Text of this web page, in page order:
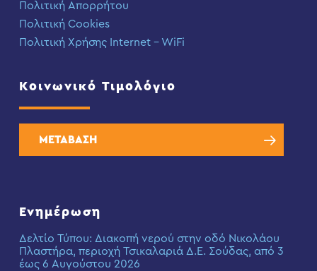
Πολιτική Απορρήτου
Πολιτική Cookies
Πολιτική Χρήσης Internet – WiFi
Κοινωνικό Τιμολόγιο
ΜΕΤΑΒΑΣΗ
Ενημέρωση
Δελτίο Τύπου: Διακοπή νερού στην οδό Νικολάου
Πλαστήρα, περιοχή Τσικαλαριά Δ.Ε. Σούδας, από 3
έως 6 Αυγούστου 2026